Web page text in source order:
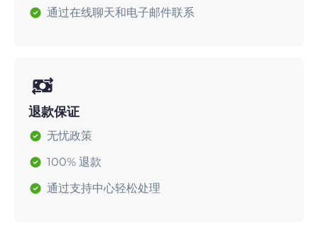
通过在线聊天和电子邮件联系
退款保证
无忧政策
100% 退款
通过支持中心轻松处理